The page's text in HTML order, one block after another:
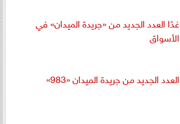
غدًا العدد الجديد من «جريدة الميدان» في
الأسواق
العدد الجديد من جريدة الميدان «983»